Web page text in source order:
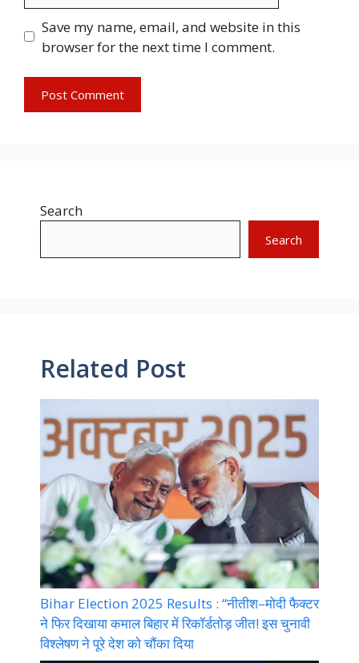
Save my name, email, and website in this
browser for the next time I comment.
Search
Search
Related Post
Bihar Election 2025 Results : “नीतीश–मोदी फैक्टर
ने फिर दिखाया कमाल बिहार में रिकॉर्डतोड़ जीत! इस चुनावी
विश्लेषण ने पूरे देश को चौंका दिया